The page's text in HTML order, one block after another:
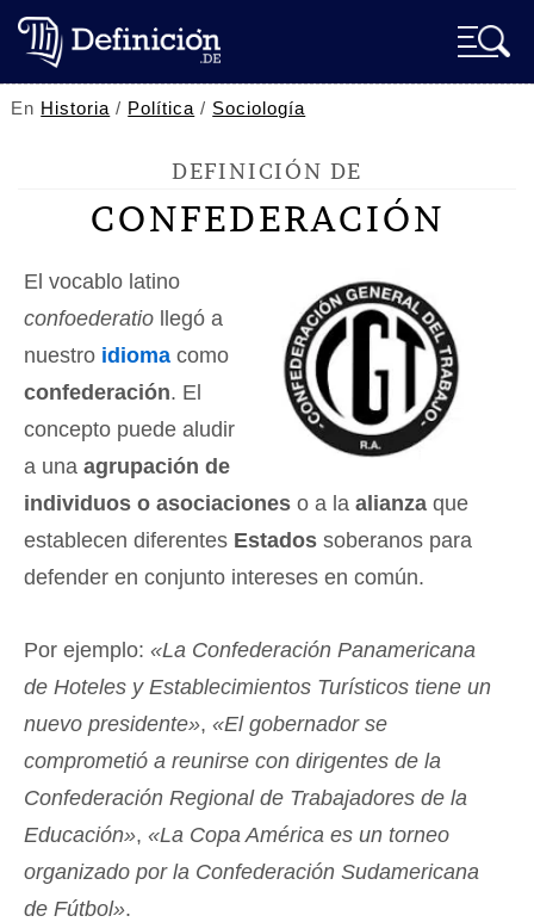
En Historia / Política / Sociología
DEFINICIÓN DE
CONFEDERACIÓN
El vocablo latino
confoederatio llegó a
nuestro idioma como
confederación. El
concepto puede aludir
a una agrupación de
individuos o asociaciones o a la alianza que
establecen diferentes Estados soberanos para
defender en conjunto intereses en común.
Por ejemplo: «La Confederación Panamericana
de Hoteles y Establecimientos Turísticos tiene un
nuevo presidente», «El gobernador se
comprometió a reunirse con dirigentes de la
Confederación Regional de Trabajadores de la
Educación», «La Copa América es un torneo
organizado por la Confederación Sudamericana
de Fútbol».